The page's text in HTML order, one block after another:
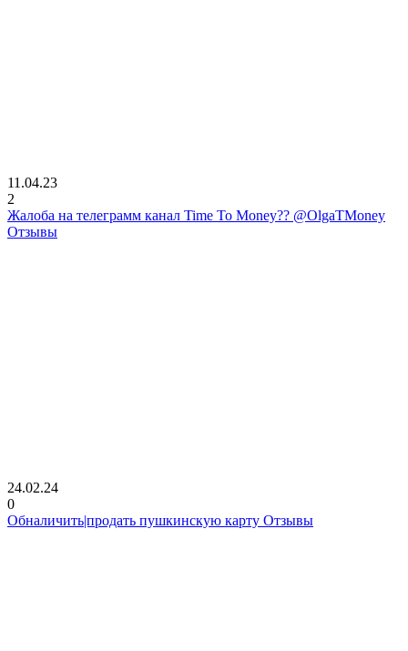
11.04.23
2
Жалоба на телеграмм канал Time To Money?? @OlgaTMoney
Отзывы
24.02.24
0
Обналичить|продать пушкинскую карту Отзывы